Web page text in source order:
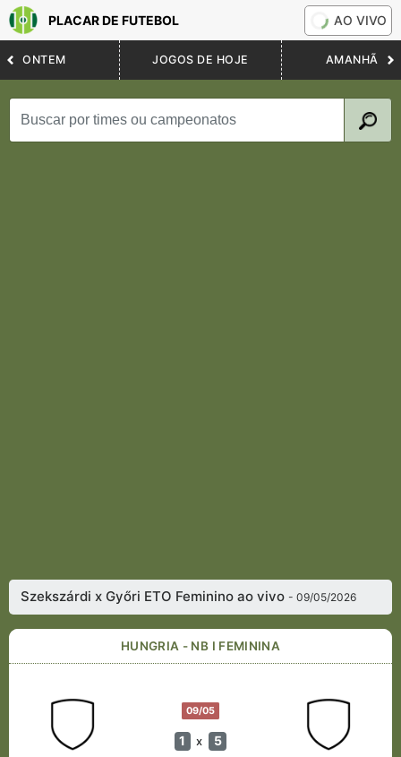
PLACAR DE FUTEBOL AO VIVO
ONTEM JOGOS DE HOJE AMANHÃ
Szekszárdi x Győri ETO Feminino ao vivo- 09/05/2026
HUNGRIA - NB I FEMININA
09/05
1 x 5